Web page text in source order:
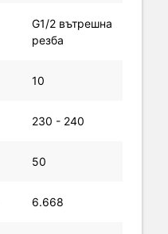
G1/2 вътрешна
резба
10
230 - 240
50
6.668